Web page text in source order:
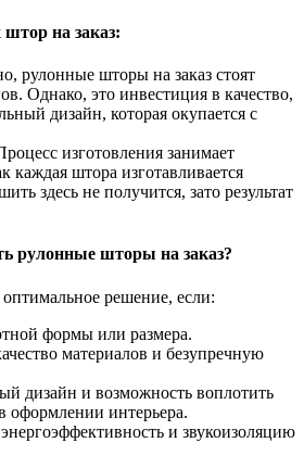
на заказ:
рулонные шторы на заказ стоят
Однако, это инвестиция в качество,
дизайн, которая окупается с
изготовления занимает
каждая штора изготавливается
здесь не получится, зато результат
рулонные шторы на заказ?
решение, если:
формы или размера.
материалов и безупречную
дизайн и возможность воплотить
оформлении интерьера.
и звукоизоляцию